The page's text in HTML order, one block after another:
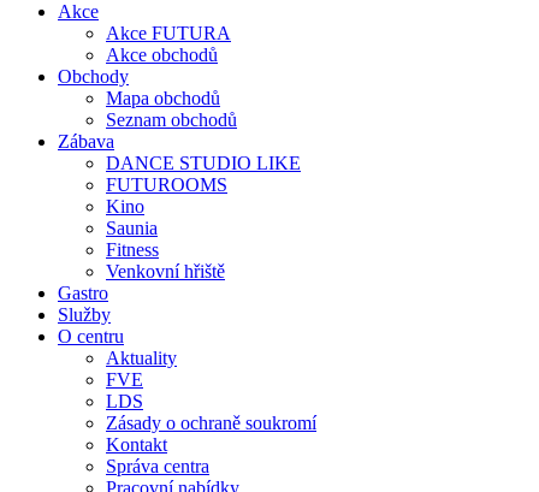
Akce
Akce FUTURA
Akce obchodů
Obchody
Mapa obchodů
Seznam obchodů
Zábava
DANCE STUDIO LIKE
FUTUROOMS
Kino
Saunia
Fitness
Venkovní hřiště
Gastro
Služby
O centru
Aktuality
FVE
LDS
Zásady o ochraně soukromí
Kontakt
Správa centra
Pracovní nabídky